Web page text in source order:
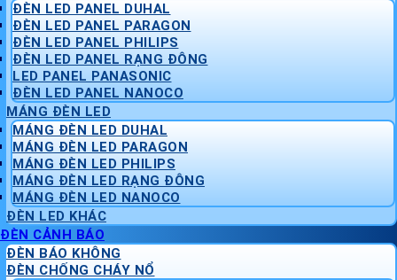
ĐÈN LED PANEL DUHAL
ĐÈN LED PANEL PARAGON
ĐÈN LED PANEL PHILIPS
ĐÈN LED PANEL RẠNG ĐÔNG
LED PANEL PANASONIC
ĐÈN LED PANEL NANOCO
MÁNG ĐÈN LED
MÁNG ĐÈN LED DUHAL
MÁNG ĐÈN LED PARAGON
MÁNG ĐÈN LED PHILIPS
MÁNG ĐÈN LED RẠNG ĐÔNG
MÁNG ĐÈN LED NANOCO
ĐÈN LED KHÁC
ĐÈN CẢNH BÁO
ĐÈN BÁO KHÔNG
ĐÈN CHỐNG CHÁY NỔ